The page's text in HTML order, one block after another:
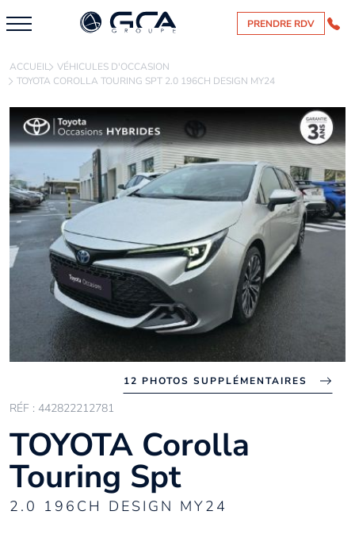
PRENDRE RDV
ACCUEIL VÉHICULES D'OCCASION
TOYOTA COROLLA TOURING SPT 2.0 196CH DESIGN MY24
12 PHOTOS SUPPLÉMENTAIRES
RÉF : 442822212781
TOYOTA Corolla
Touring Spt
2.0 196CH DESIGN MY24